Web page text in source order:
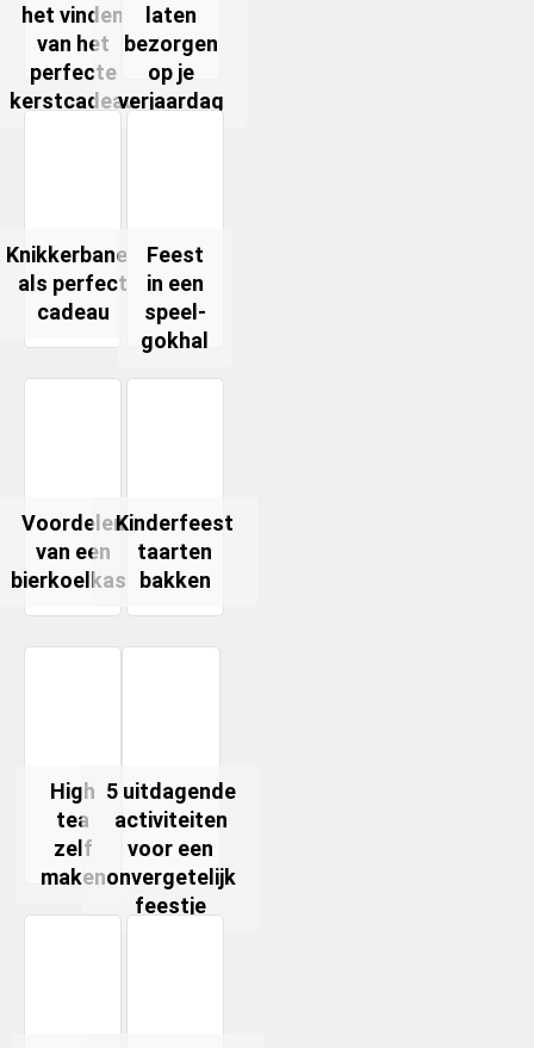
het vinden
van het
perfecte
kerstcadeau
laten
bezorgen
op je
verjaardag
Knikkerbanen
als perfect
cadeau
Feest
in een
speel-
gokhal
Voordelen
van een
bierkoelkast
Kinderfeest
taarten
bakken
High
tea
zelf
maken
5 uitdagende
activiteiten
voor een
onvergetelijk
feestje